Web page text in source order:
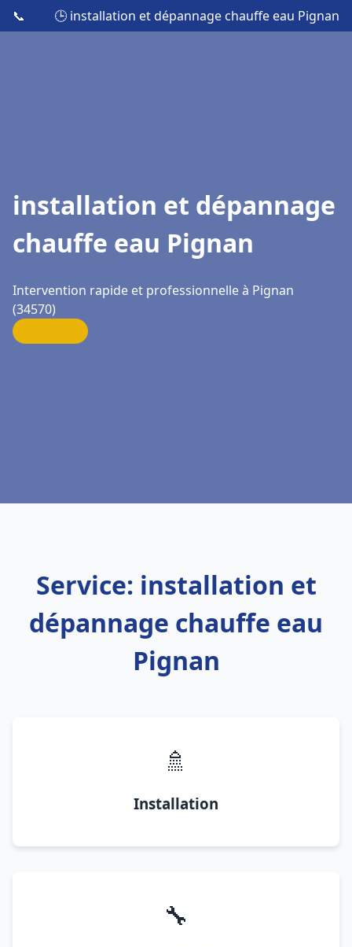
📞 🕒 installation et dépannage chauffe eau Pignan
installation et dépannage
chauffe eau Pignan
Intervention rapide et professionnelle à Pignan
(34570)
Service: installation et
dépannage chauffe eau
Pignan
🚿
Installation
🔧